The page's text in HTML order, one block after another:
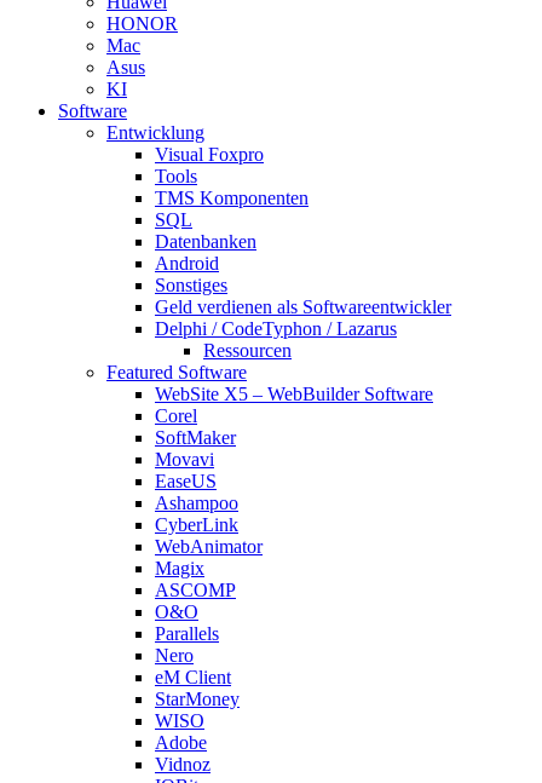
HONOR
Mac
Asus
KI
Software
Entwicklung
Visual Foxpro
Tools
TMS Komponenten
SQL
Datenbanken
Android
Sonstiges
Geld verdienen als Softwareentwickler
Delphi / CodeTyphon / Lazarus
Ressourcen
Featured Software
WebSite X5 – WebBuilder Software
Corel
SoftMaker
Movavi
EaseUS
Ashampoo
CyberLink
WebAnimator
Magix
ASCOMP
O&O
Parallels
Nero
eM Client
StarMoney
WISO
Adobe
Vidnoz